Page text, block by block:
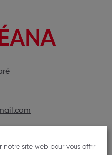
notre site web pour vous offrir